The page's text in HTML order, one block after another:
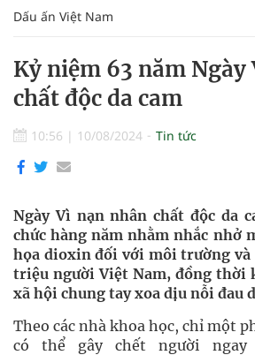
Dấu ấn Việt Nam
Kỷ niệm 63 năm Ngày
chất độc da cam
10:56 | 10/08/2024 Tin tức
Ngày Vì nạn nhân chất độc da
chức hàng năm nhằm nhắc nhở
họa dioxin đối với môi trường và
triệu người Việt Nam, đồng thời
xã hội chung tay xoa dịu nỗi đau
Theo các nhà khoa học, chỉ một
có thể gây chết người